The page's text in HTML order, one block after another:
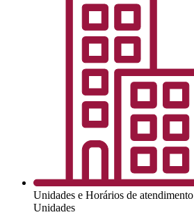
Unidades e Horários de atendimento
Unidades